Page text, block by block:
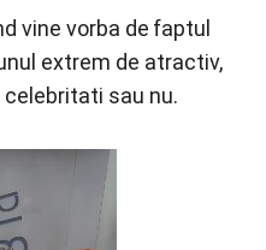
vine vorba de faptul
extrem de atractiv,
sau nu.